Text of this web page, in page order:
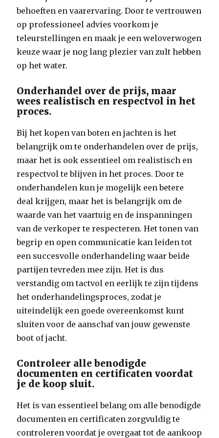
behoeften en vaarervaring. Door te vertrouwen
op professioneel advies voorkom je
teleurstellingen en maak je een weloverwogen
keuze waar je nog lang plezier van zult hebben
op het water.
Onderhandel over de prijs, maar
wees realistisch en respectvol in het
proces.
Bij het kopen van boten en jachten is het
belangrijk om te onderhandelen over de prijs,
maar het is ook essentieel om realistisch en
respectvol te blijven in het proces. Door te
onderhandelen kun je mogelijk een betere
deal krijgen, maar het is belangrijk om de
waarde van het vaartuig en de inspanningen
van de verkoper te respecteren. Het tonen van
begrip en open communicatie kan leiden tot
een succesvolle onderhandeling waar beide
partijen tevreden mee zijn. Het is dus
verstandig om tactvol en eerlijk te zijn tijdens
het onderhandelingsproces, zodat je
uiteindelijk een goede overeenkomst kunt
sluiten voor de aanschaf van jouw gewenste
boot of jacht.
Controleer alle benodigde
documenten en certificaten voordat
je de koop sluit.
Het is van essentieel belang om alle benodigde
documenten en certificaten zorgvuldig te
controleren voordat je overgaat tot de aankoop